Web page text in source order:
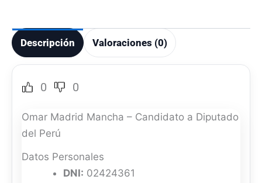
Descripción Valoraciones (0)
0 0
Omar Madrid Mancha – Candidato a Diputado
del Perú
Datos Personales
DNI: 02424361